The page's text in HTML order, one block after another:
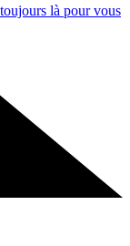
là pour vous